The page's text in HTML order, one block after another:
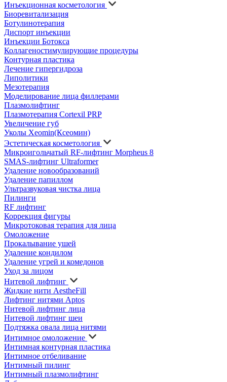
Инъекционная косметология
Биоревитализация
Ботулинотерапия
Диспорт инъекции
Инъекции Ботокса
Коллагеностимулирующие процедуры
Контурная пластика
Лечение гипергидроза
Липолитики
Мезотерапия
Моделирование лица филлерами
Плазмолифтинг
Плазмотерапия Cortexil PRP
Увеличение губ
Уколы Xeomin(Ксеомин)
Эстетическая косметология
Микроигольчатый RF-лифтинг Morpheus 8
SMAS-лифтинг Ultraformer
Удаление новообразований
Удаление папиллом
Ультразвуковая чистка лица
Пилинги
RF лифтинг
Коррекция фигуры
Микротоковая терапия для лица
Омоложение
Прокалывание ушей
Удаление кондилом
Удаление угрей и комедонов
Уход за лицом
Нитевой лифтинг
Жидкие нити AestheFill
Лифтинг нитями Aptos
Нитевой лифтинг лица
Нитевой лифтинг шеи
Подтяжка овала лица нитями
Интимное омоложение
Интимная контурная пластика
Интимное отбеливание
Интимный пилинг
Интимный плазмолифтинг